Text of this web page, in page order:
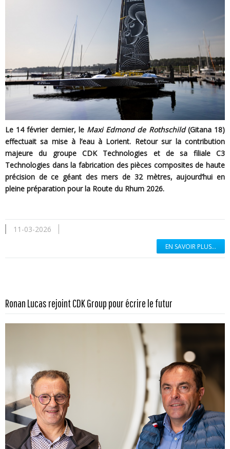
Le 14 février dernier, le Maxi Edmond de Rothschild(Gitana 18)
effectuait sa mise à l’eau à Lorient. Retour sur la contribution
majeure du groupe CDK Technologies et de sa filiale C3
Technologies dans la fabrication des pièces composites de haute
précision de ce géant des mers de 32 mètres, aujourd’hui en
pleine préparation pour la Route du Rhum 2026.
11-03-2026
EN SAVOIR PLUS...
Ronan Lucas rejoint CDK Group pour écrire le futur